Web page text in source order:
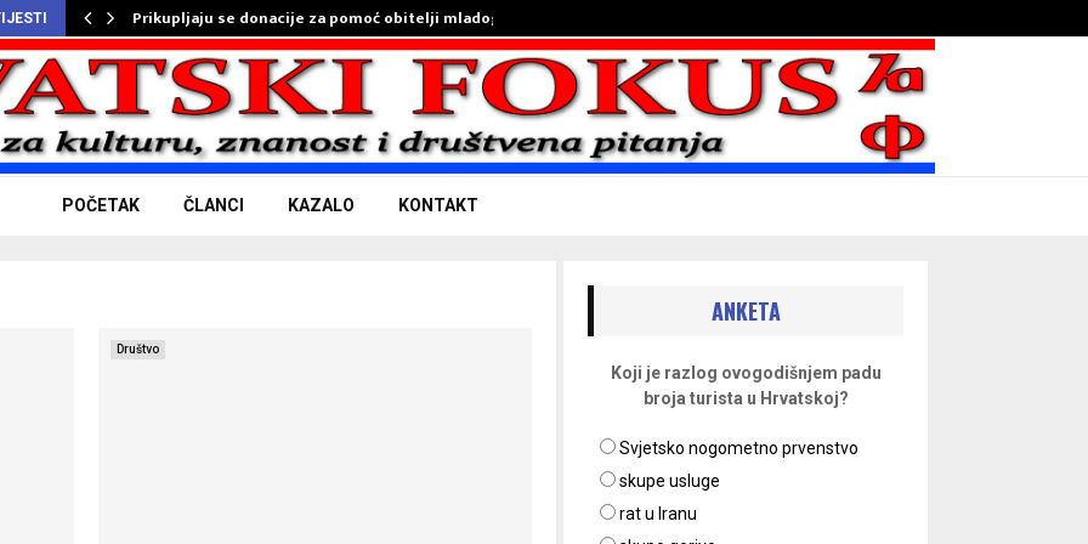
Prikupljaju se donacije za pomoć obitelji mladog…
POČETAK ČLANCI KAZALO KONTAKT
Društvo
ANKETA
Koji je razlog ovogodišnjem padu
broja turista u Hrvatskoj?
Svjetsko nogometno prvenstvo
skupe usluge
rat u Iranu